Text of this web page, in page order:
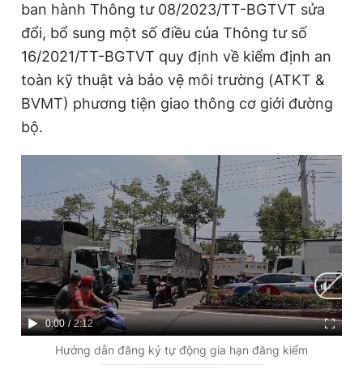
Thông tin tòa soạn Liên hệ quảng cáo
Đọc Thanh Niên trên điện thoại
Theo dõi báo trên
Hotline
0906 645 777
Liên hệ quảng cáo
0908 780 404
Quảng cáo Chính sách bảo
ban hành Thông tư 08/2023/TT-BGTVT sửa
đổi, bổ sung một số điều của Thông tư số
16/2021/TT-BGTVT quy định về kiểm định an
toàn kỹ thuật và bảo vệ môi trường (ATKT &
BVMT) phương tiện giao thông cơ giới đường
bộ.
C
0:00 / D
u
2:12
Hướng dẫn đăng ký tự động gia hạn đăng kiểm